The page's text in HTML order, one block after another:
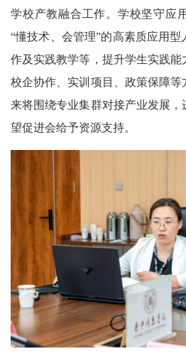
学校产教融合工作。学校坚守应
“懂技术、会管理”的高素质应用
作及实践教学等，提升学生实践能
校企协作、实训项目、政策保障
来将围绕专业集群对接产业发展
望促进会给予资源支持。